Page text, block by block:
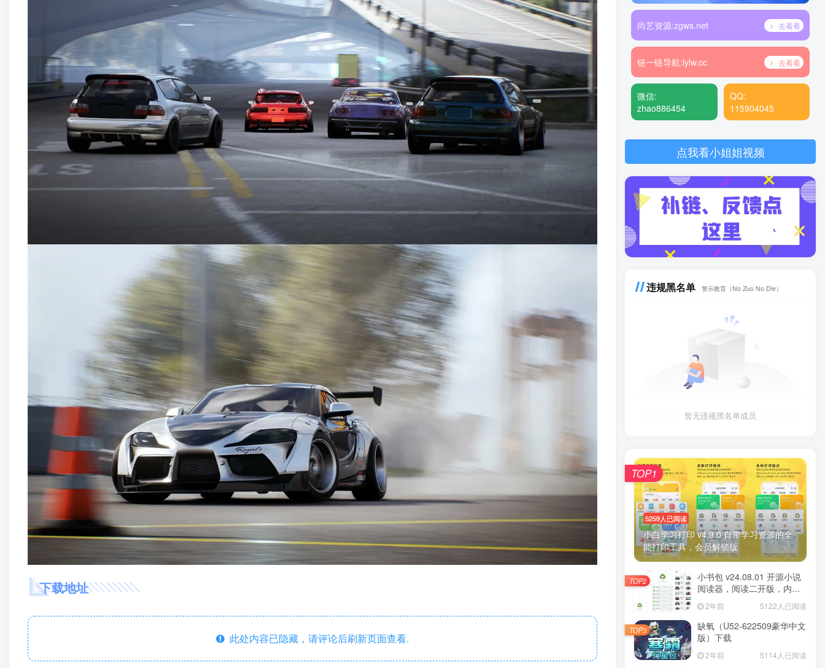
下载地址
此处内容已隐藏，请评论后刷新页面查看.
尚艺资源:zgws.net 去看看
链一链导航:lylw.cc 去看看
微信:
zhao886454
QQ:
115904045
点我看小姐姐视频
违规黑名单 警示教育（No Zuo No Die）
暂无违规黑名单成员
5259人已阅读
小白学习打印 v4.9.0 自带学习资源的全
能打印工具，会员解锁版
TOP1
小书包 v24.08.01 开源小说
阅读器，阅读二开版，内置
源小说
2年前 5122人已阅读
TOP2
缺氧（U52-622509豪华中文
版）下载
2年前 5114人已阅读
TOP3